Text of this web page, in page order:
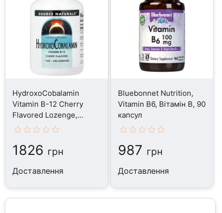
HydroxoCobalamin
Vitamin B-12 Cherry
Flavored Lozenge,
Вітамін B, 240 таблеток
1826 грн
Доставлення
Bluebonnet Nutrition,
Vitamin B6, Вітамін B, 90
капсул
987 грн
Доставлення